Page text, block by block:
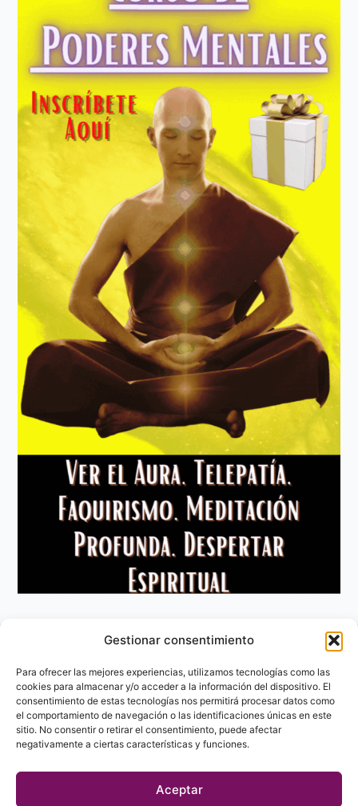
Gestionar consentimiento
Para ofrecer las mejores experiencias, utilizamos tecnologías como las
cookies para almacenar y/o acceder a la información del dispositivo. El
consentimiento de estas tecnologías nos permitirá procesar datos como
el comportamiento de navegación o las identificaciones únicas en este
sitio. No consentir o retirar el consentimiento, puede afectar
negativamente a ciertas características y funciones.
Aceptar
Aviso Legal
Política de privacidad
Política de Cookies
Contacto